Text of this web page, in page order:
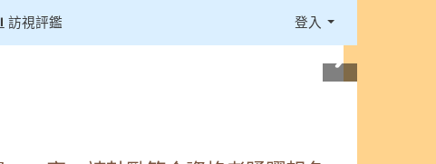
訪視評鑑 登入